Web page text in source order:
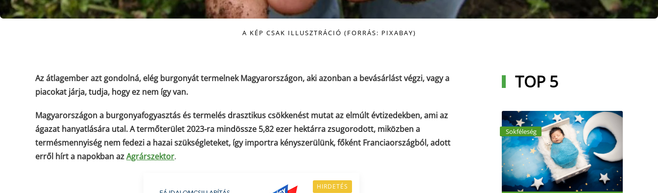
A KÉP CSAK ILLUSZTRÁCIÓ (FORRÁS: PIXABAY)
Az átlagember azt gondolná, elég burgonyát termelnek Magyarországon, aki azonban a bevásárlást végzi, vagy a
piacokat járja, tudja, hogy ez nem így van.
Magyarországon a burgonyafogyasztás és termelés drasztikus csökkenést mutat az elmúlt évtizedekben, ami az
ágazat hanyatlására utal. A termőterület 2023-ra mindössze 5,82 ezer hektárra zsugorodott, miközben a
termésmennyiség nem fedezi a hazai szükségleteket, így importra kényszerülünk, főként Franciaországból, adott
erről hírt a napokban azAgrárszektor.
HIRDETÉS
TOP 5
Sokféleség